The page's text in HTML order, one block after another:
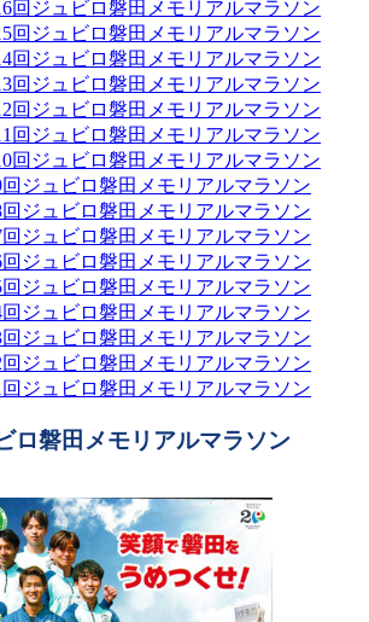
回ジュビロ磐田メモリアルマラソン
回ジュビロ磐田メモリアルマラソン
回ジュビロ磐田メモリアルマラソン
回ジュビロ磐田メモリアルマラソン
回ジュビロ磐田メモリアルマラソン
回ジュビロ磐田メモリアルマラソン
回ジュビロ磐田メモリアルマラソン
ジュビロ磐田メモリアルマラソン
ジュビロ磐田メモリアルマラソン
ジュビロ磐田メモリアルマラソン
ジュビロ磐田メモリアルマラソン
ジュビロ磐田メモリアルマラソン
ジュビロ磐田メモリアルマラソン
ジュビロ磐田メモリアルマラソン
ジュビロ磐田メモリアルマラソン
ジュビロ磐田メモリアルマラソン
ロ磐田メモリアルマラソン